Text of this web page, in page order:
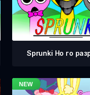
Sprunki Но го